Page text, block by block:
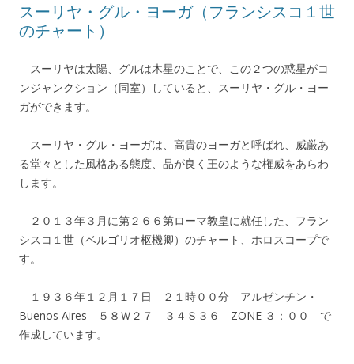
スーリヤ・グル・ヨーガ（フランシスコ１世
のチャート）
スーリヤは太陽、グルは木星のことで、この２つの惑星がコ
ンジャンクション（同室）していると、スーリヤ・グル・ヨー
ガができます。
スーリヤ・グル・ヨーガは、高貴のヨーガと呼ばれ、威厳あ
る堂々とした風格ある態度、品が良く王のような権威をあらわ
します。
２０１３年３月に第２６６第ローマ教皇に就任した、フラン
シスコ１世（ベルゴリオ枢機卿）のチャート、ホロスコープで
す。
１９３６年１２月１７日 ２１時００分 アルゼンチン・
Buenos Aires ５８Ｗ２７ ３４Ｓ３６ ZONE ３：００ で
作成しています。